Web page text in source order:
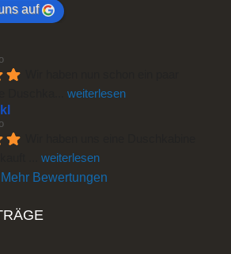
auf
weiterlesen
weiterlesen
Mehr Bewertungen